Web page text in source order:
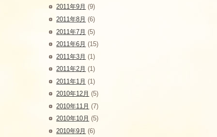
2011年9月 (9)
2011年8月 (6)
2011年7月 (5)
2011年6月 (15)
2011年3月 (1)
2011年2月 (1)
2011年1月 (1)
2010年12月 (5)
2010年11月 (7)
2010年10月 (5)
2010年9月 (6)